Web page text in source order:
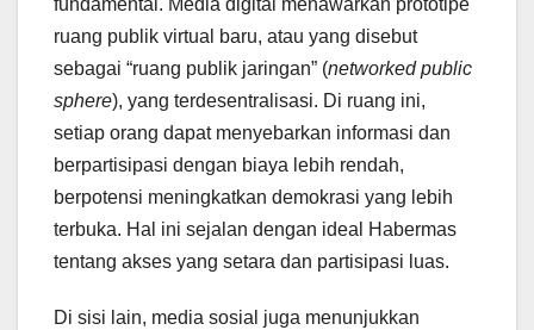
fundamental. Media digital menawarkan prototipe
ruang publik virtual baru, atau yang disebut
sebagai “ruang publik jaringan” (networked public
sphere), yang terdesentralisasi. Di ruang ini,
setiap orang dapat menyebarkan informasi dan
berpartisipasi dengan biaya lebih rendah,
berpotensi meningkatkan demokrasi yang lebih
terbuka. Hal ini sejalan dengan ideal Habermas
tentang akses yang setara dan partisipasi luas.
Di sisi lain, media sosial juga menunjukkan